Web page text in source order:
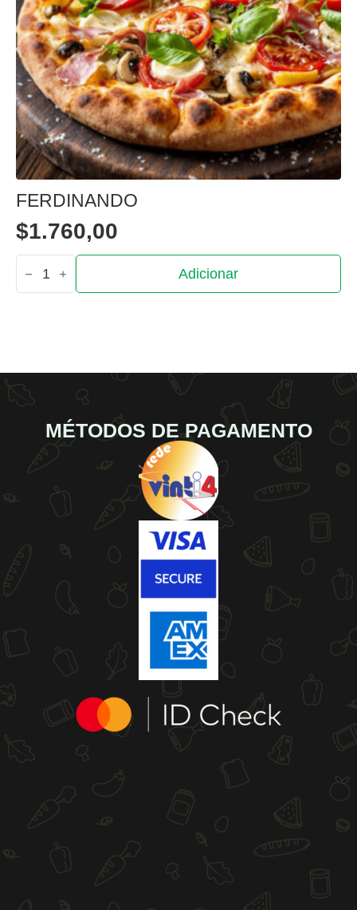
FERDINANDO
$1.760,00
Quantidade
de
Ferdinando
Adicionar
MÉTODOS DE PAGAMENTO